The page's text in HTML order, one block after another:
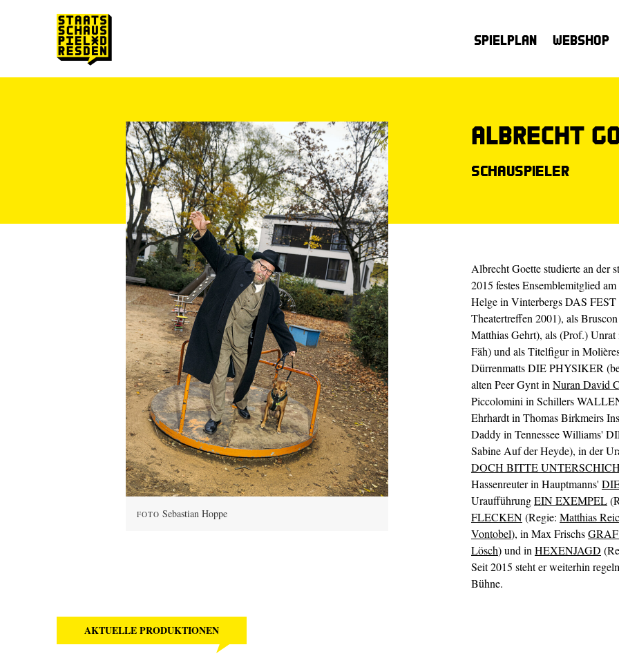
Spielplan Webshop
FOTO Sebastian Hoppe
Albrecht
Schauspieler
Albrecht Goette studierte an der
2015 festes Ensemblemitglied
Helge in Vinterbergs DAS
Theatertreffen 2001), als
Matthias Gehrt), als (Prof.)
Fäh) und als Titelfigur in
Dürrenmatts DIE PHYSIKER
alten Peer Gynt in Nuran David
Piccolomini in Schillers
Ehrhardt in Thomas Birkmeirs
Daddy in Tennessee Williams'
Sabine Auf der Heyde), in der
DOCH BITTE
Hassenreuter in Hauptmanns'
UraufführungEIN EXEMPEL
FLECKEN(Regie: Matthias
Vontobel), in Max Frischs
Lösch) und in HEXENJAGD
Seit 2015 steht er weiterhin
Bühne.
AKTUELLE PRODUKTIONEN